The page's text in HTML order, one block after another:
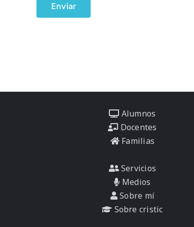
Alumnos
Docentes
Familias
Servicios
Medios
Sobre mí
Sobre cristic